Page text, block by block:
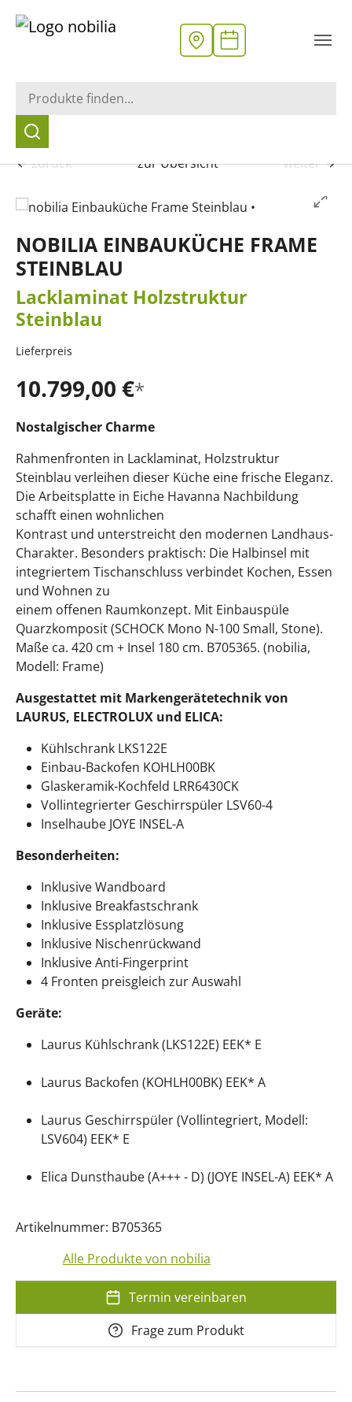
zurück zur Übersicht weiter
NOBILIA EINBAUKÜCHE FRAME
STEINBLAU
Lacklaminat Holzstruktur
Steinblau
Lieferpreis
10.799,00 €*
Nostalgischer Charme
Rahmenfronten in Lacklaminat, Holzstruktur
Steinblau verleihen dieser Küche eine frische Eleganz.
Die Arbeitsplatte in Eiche Havanna Nachbildung
schafft einen wohnlichen
Kontrast und unterstreicht den modernen Landhaus-
Charakter. Besonders praktisch: Die Halbinsel mit
integriertem Tischanschluss verbindet Kochen, Essen
und Wohnen zu
einem offenen Raumkonzept. Mit Einbauspüle
Quarzkomposit (SCHOCK Mono N-100 Small, Stone).
Maße ca. 420 cm + Insel 180 cm. B705365. (nobilia,
Modell: Frame)
Ausgestattet mit Markengerätetechnik von
LAURUS, ELECTROLUX und ELICA:
Kühlschrank LKS122E
Einbau-Backofen KOHLH00BK
Glaskeramik-Kochfeld LRR6430CK
Vollintegrierter Geschirrspüler LSV60-4
Inselhaube JOYE INSEL-A
Besonderheiten:
Inklusive Wandboard
Inklusive Breakfastschrank
Inklusive Essplatzlösung
Inklusive Nischenrückwand
Inklusive Anti-Fingerprint
4 Fronten preisgleich zur Auswahl
Geräte:
Laurus Kühlschrank (LKS122E) EEK* E
Laurus Backofen (KOHLH00BK) EEK* A
Laurus Geschirrspüler (Vollintegriert, Modell:
LSV604) EEK* E
Elica Dunsthaube (A+++ - D) (JOYE INSEL-A) EEK* A
Artikelnummer: B705365
Alle Produkte von nobilia
Termin vereinbaren
Frage zum Produkt